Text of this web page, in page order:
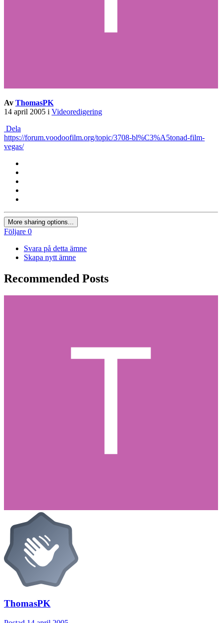
Av ThomasPK
14 april 2005 i Videoredigering
Dela
https://forum.voodoofilm.org/topic/3708-bl%C3%A5tonad-film-
vegas/
More sharing options...
Följare 0
Svara på detta ämne
Skapa nytt ämne
Recommended Posts
ThomasPK